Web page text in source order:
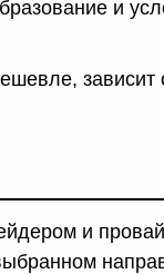
и
зависит
и